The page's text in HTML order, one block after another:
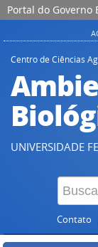
Portal do Governo
Centro de Ciências
UNIVERSIDADE
Contato